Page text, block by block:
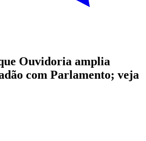
Ouvidoria amplia
com Parlamento; veja